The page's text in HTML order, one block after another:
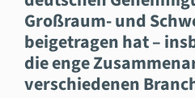
Großraum- und
beigetragen hat –
die enge
verschiedenen